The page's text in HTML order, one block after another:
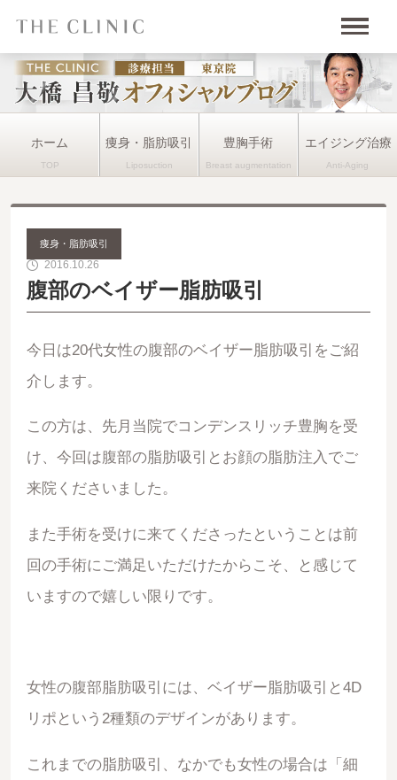
ホーム 痩身・脂肪吸引 豊胸手術 エイジング治療
痩身・脂肪吸引
2016.10.26
腹部のベイザー脂肪吸引
今日は20代女性の腹部のベイザー脂肪吸引をご紹
介します。
この方は、先月当院でコンデンスリッチ豊胸を受
け、今回は腹部の脂肪吸引とお顔の脂肪注入でご
来院くださいました。
また手術を受けに来てくださったということは前
回の手術にご満足いただけたからこそ、と感じて
いますので嬉しい限りです。
女性の腹部脂肪吸引には、ベイザー脂肪吸引と4D
リポという2種類のデザインがあります。
これまでの脂肪吸引、なかでも女性の場合は「細